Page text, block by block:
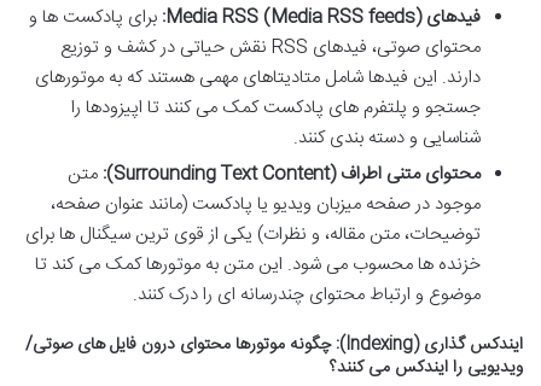
فیدهای Media RSS (Media RSS feeds):
برای پادکست ها و
محتوای صوتی، فیدهای RSS نقش حیاتی در کشف و توزیع
دارند. این فیدها شامل متادیتاهای مهمی هستند که به موتورهای
جستجو و پلتفرم های پادکست کمک می کنند تا اپیزودها را
شناسایی و دسته بندی کنند.
محتوای متنی اطراف (Surrounding Text Content):
متن
موجود در صفحه میزبان ویدیو یا پادکست (مانند عنوان صفحه،
توضیحات، متن مقاله، و نظرات) یکی از قوی ترین سیگنال ها برای
خزنده ها محسوب می شود. این متن به موتورها کمک می کند تا
موضوع و ارتباط محتوای چندرسانه ای را درک کنند.
ایندکس گذاری (Indexing): چگونه موتورها محتوای درون فایل های صوتی/
ویدیویی را ایندکس می کنند؟